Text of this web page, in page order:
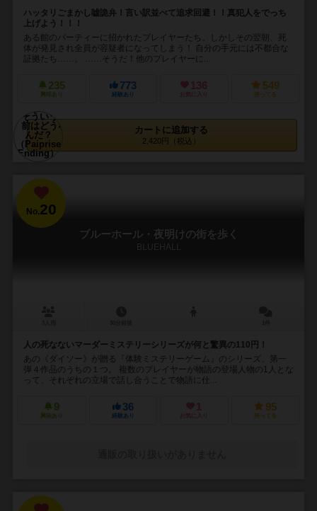
ハッタリごまかし嘘詭弁！言い訳並べて追求回避！！真犯人をでっち
上げよう！！！
ある館のパーティーに招かれたプレイヤーたち。しかしその翌朝、死
体が発見され全員が容疑者になってしまう！ 自分の手元には不都合な
証拠たち……。 ……そうだ！他のプレイヤーに...
235
興味あり
773
経験あり
136
お気に入り
549
持ってる
カートに追加する
2,420円（税込）
No.20
ブルーホール・夜明けの街を歩く
BLUEHALL
人の死なないマーダーミステリーシリーズが何と驚異の110円！
あの《ダイソー》が贈る『体験ミステリーゲーム』のシリーズ、第一
弾４作品のうちの１つ。 複数のプレイヤーが物語の登場人物の1人とな
って、それぞれの立場で話し合うことで物語に仕...
9
興味あり
36
経験あり
1
お気に入り
95
持ってる